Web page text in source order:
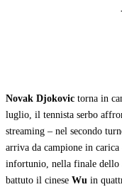
Novak Djokovic torna in
luglio, il tennista serbo
streaming – nel secondo
arriva da campione in
infortunio, nella finale dello
battuto il cinese Wu in